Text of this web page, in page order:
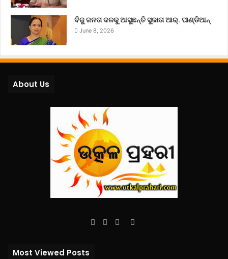
ବିଜୁ ଜନତା ଦଳକୁ ଆସୁଛନ୍ତି ସୁଜାତା ଆର୍‌. ପାଣ୍ଡିଆନ୍
June 8, 2026
About Us
Facebook
TwitterYouTube
Instagram
Most Viewed Posts